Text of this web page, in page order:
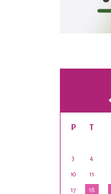
P T
3 4
10 11
17 18